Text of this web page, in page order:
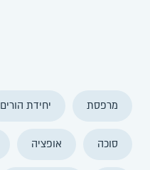
מרפסת יחידת הורים
סוכה אופציה